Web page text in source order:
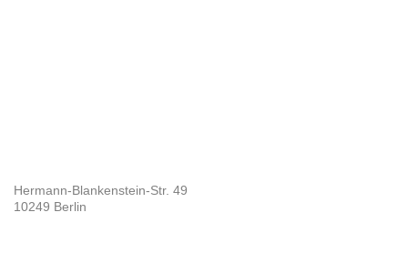
Hermann-Blankenstein-Str. 49
10249 Berlin